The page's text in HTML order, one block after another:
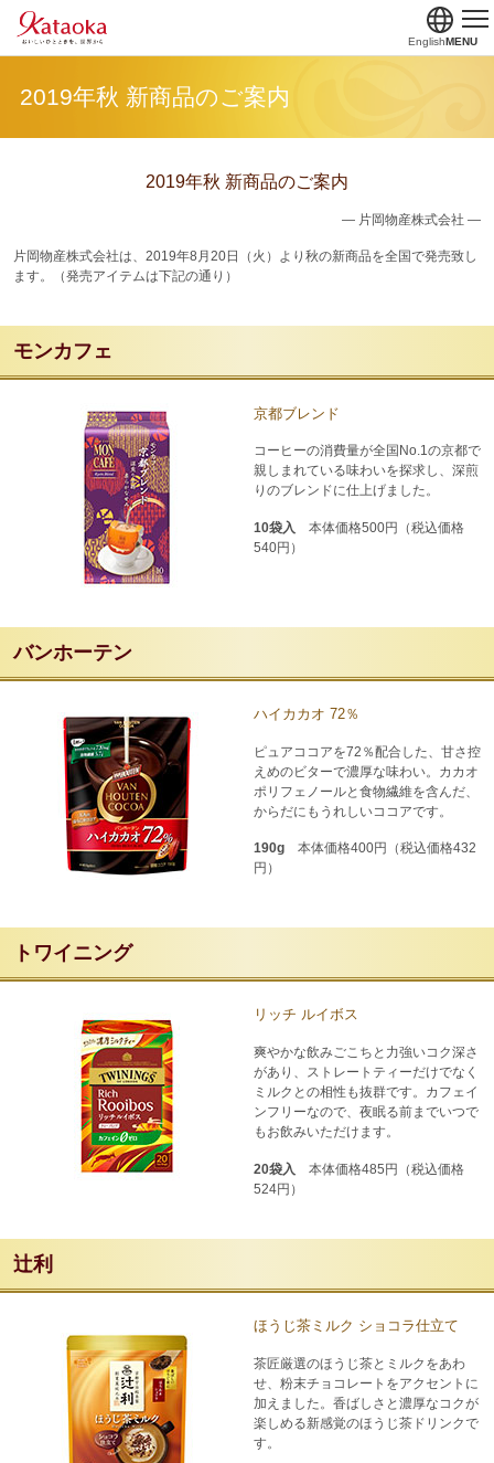
EnglishMENU
2019年秋 新商品のご案内
2019年秋 新商品のご案内
― 片岡物産株式会社 ―
片岡物産株式会社は、2019年8月20日（火）より秋の新商品を全国で発売致し
ます。（発売アイテムは下記の通り）
モンカフェ
京都ブレンド
コーヒーの消費量が全国No.1の京都で
親しまれている味わいを探求し、深煎
りのブレンドに仕上げました。
10袋入 本体価格500円（税込価格
540円）
バンホーテン
ハイカカオ 72％
ピュアココアを72％配合した、甘さ控
えめのビターで濃厚な味わい。カカオ
ポリフェノールと食物繊維を含んだ、
からだにもうれしいココアです。
190g 本体価格400円（税込価格432
円）
トワイニング
リッチ ルイボス
爽やかな飲みごこちと力強いコク深さ
があり、ストレートティーだけでなく
ミルクとの相性も抜群です。カフェイ
ンフリーなので、夜眠る前までいつで
もお飲みいただけます。
20袋入 本体価格485円（税込価格
524円）
辻󠄀利
ほうじ茶ミルク ショコラ仕立て
茶匠厳選のほうじ茶とミルクをあわ
せ、粉末チョコレートをアクセントに
加えました。香ばしさと濃厚なコクが
楽しめる新感覚のほうじ茶ドリンクで
す。